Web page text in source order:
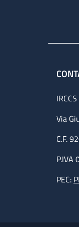
Via
C.F.
P.IVA
PEC: